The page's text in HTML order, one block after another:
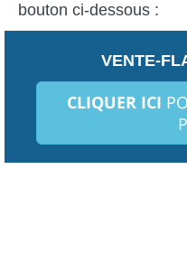
bouton ci-dessous :
VENTE-
CLIQUER ICI